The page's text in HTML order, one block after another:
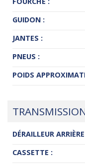
GUIDON :
JANTES :
PNEUS :
POIDS
DÉRAILLEUR
CASSETTE :